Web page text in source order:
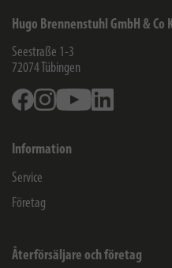
Hugo Brennenstuhl GmbH &
Seestraße 1-3
72074 Tübingen
FacebookInstagramYoutube
Information
Service
Företag
Återförsäljare och företag